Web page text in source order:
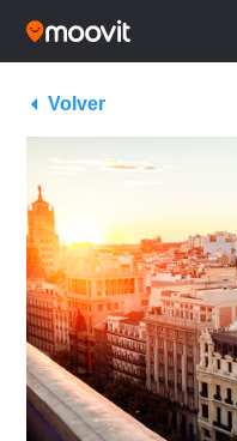
Volver